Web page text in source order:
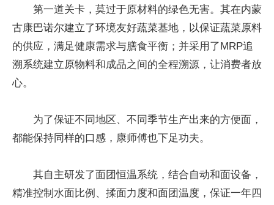
第一道关卡，莫过于原材料的绿色无害。其在内蒙
古康巴诺尔建立了环境友好蔬菜基地，以保证蔬菜原料
的供应，满足健康需求与膳食平衡；并采用了MRP追
溯系统建立原物料和成品之间的全程溯源，让消费者放
心。
为了保证不同地区、不同季节生产出来的方便面，
都能保持同样的口感，康师傅也下足功夫。
其自主研发了面团恒温系统，结合自动和面设备，
精准控制水面比例、揉面力度和面团温度，保证一年四